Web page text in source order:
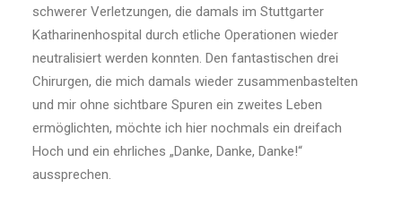
schwerer Verletzungen, die damals im Stuttgarter
Katharinenhospital durch etliche Operationen wieder
neutralisiert werden konnten. Den fantastischen drei
Chirurgen, die mich damals wieder zusammenbastelten
und mir ohne sichtbare Spuren ein zweites Leben
ermöglichten, möchte ich hier nochmals ein dreifach
Hoch und ein ehrliches „Danke, Danke, Danke!“
aussprechen.